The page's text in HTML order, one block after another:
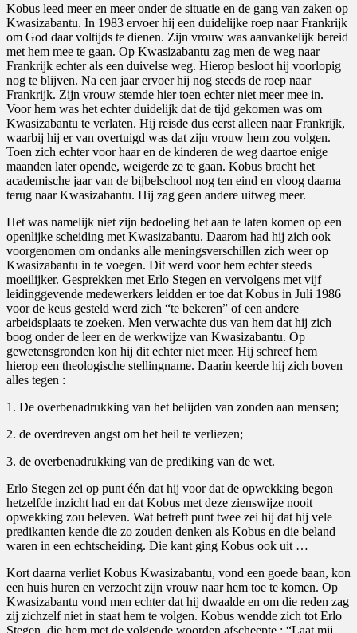
Kobus leed meer en meer onder de situatie en de gang van zaken op
Kwasizabantu. In 1983 ervoer hij een duidelijke roep naar Frankrijk
om God daar voltijds te dienen. Zijn vrouw was aanvankelijk bereid
met hem mee te gaan. Op Kwasizabantu zag men de weg naar
Frankrijk echter als een duivelse weg. Hierop besloot hij voorlopig
nog te blijven. Na een jaar ervoer hij nog steeds de roep naar
Frankrijk. Zijn vrouw stemde hier toen echter niet meer mee in.
Voor hem was het echter duidelijk dat de tijd gekomen was om
Kwasizabantu te verlaten. Hij reisde dus eerst alleen naar Frankrijk,
waarbij hij er van overtuigd was dat zijn vrouw hem zou volgen.
Toen zich echter voor haar en de kinderen de weg daartoe enige
maanden later opende, weigerde ze te gaan. Kobus bracht het
academische jaar van de bijbelschool nog ten eind en vloog daarna
terug naar Kwasizabantu. Hij zag geen andere uitweg meer.
Het was namelijk niet zijn bedoeling het aan te laten komen op een
openlijke scheiding met Kwasizabantu. Daarom had hij zich ook
voorgenomen om ondanks alle meningsverschillen zich weer op
Kwasizabantu in te voegen. Dit werd voor hem echter steeds
moeilijker. Gesprekken met Erlo Stegen en vervolgens met vijf
leidinggevende medewerkers leidden er toe dat Kobus in Juli 1986
voor de keus gesteld werd zich “te bekeren” of een andere
arbeidsplaats te zoeken. Men verwachte dus van hem dat hij zich
boog onder de leer en de werkwijze van Kwasizabantu. Op
gewetensgronden kon hij dit echter niet meer. Hij schreef hem
hierop een theologische stellingname. Daarin keerde hij zich boven
alles tegen :
1. De overbenadrukking van het belijden van zonden aan mensen;
2. de overdreven angst om het heil te verliezen;
3. de overbenadrukking van de prediking van de wet.
Erlo Stegen zei op punt één dat hij voor dat de opwekking begon
hetzelfde inzicht had en dat Kobus met deze zienswijze nooit
opwekking zou beleven. Wat betreft punt twee zei hij dat hij vele
predikanten kende die zo zouden denken als Kobus en die beland
waren in een echtscheiding. Die kant ging Kobus ook uit …
Kort daarna verliet Kobus Kwasizabantu, vond een goede baan, kon
een huis huren en verzocht zijn vrouw naar hem toe te komen. Op
Kwasizabantu vond men echter dat hij dwaalde en om die reden zag
zij zichzelf niet in staat hem te volgen. Kobus wendde zich tot Erlo
Stegen, die hem met de volgende woorden afscheepte : “Laat mij